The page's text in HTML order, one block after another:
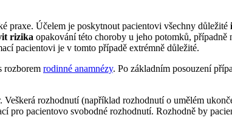
praxe. Účelem je poskytnout pacientovi všechny důležité
rizika opakování této choroby u jeho potomků,
pacientovi je v tomto případě extrémně důležité.
rozborem rodinné anamnézy. Po základním posouzení
Veškerá rozhodnutí (například rozhodnutí o umělém
pro pacientovo svobodné rozhodnutí. Rozhodně by